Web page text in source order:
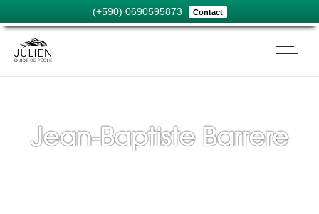
(+590) 0690595873 Contact
Jean-Baptiste Barrere